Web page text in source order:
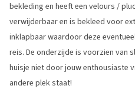
bekleding en heeft een velours /
verwijderbaar en is bekleed voor
inklapbaar waardoor deze
reis. De onderzijde is voorzien van
huisje niet door jouw enthousiaste
andere plek staat!